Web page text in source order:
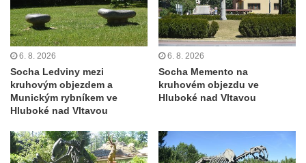
6. 8. 2026
Socha Ledviny mezi
kruhovým objezdem a
Munickým rybníkem ve
Hluboké nad Vltavou
6. 8. 2026
Socha Memento na
kruhovém objezdu ve
Hluboké nad Vltavou